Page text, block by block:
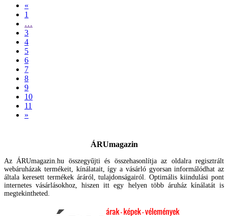
«
1
…
3
4
5
6
7
8
9
10
11
»
ÁRUmagazin
Az ÁRUmagazin.hu összegyűjti és összehasonlítja az oldalra regisztrált
webáruházak termékeit, kínálatait, így a vásárló gyorsan informálódhat az
általa keresett termékek áráról, tulajdonságairól. Optimális kiindulási pont
internetes vásárlásokhoz, hiszen itt egy helyen több áruház kínálatát is
megtekintheted.